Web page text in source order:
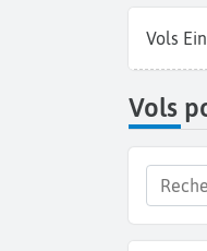
Vols
Vols